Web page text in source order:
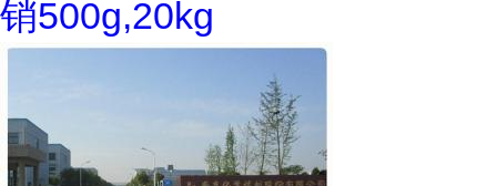
销500g,20kg